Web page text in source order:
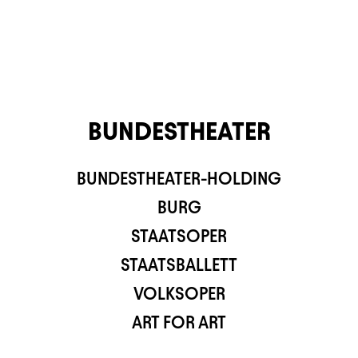
BUNDESTHEATER
BUNDESTHEATER-HOLDING
BURG
STAATSOPER
STAATSBALLETT
VOLKSOPER
ART FOR ART